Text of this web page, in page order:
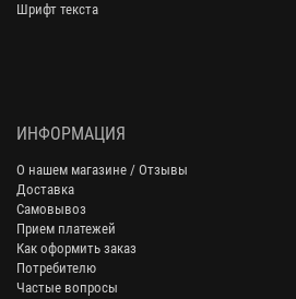
Шрифт текста
ИНФОРМАЦИЯ
О нашем магазине / Отзывы
Доставка
Самовывоз
Прием платежей
Как оформить заказ
Потребителю
Частые вопросы